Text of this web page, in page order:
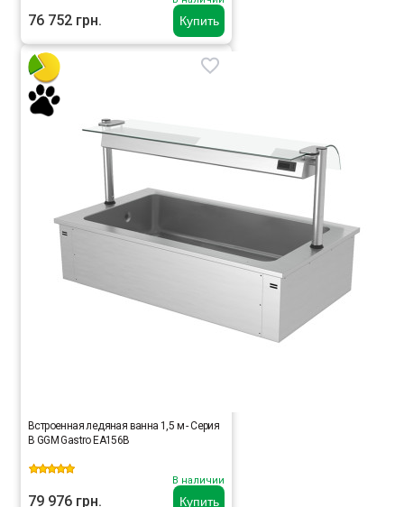
Купить
76 752 грн.
Купить
Встроенная ледяная ванна 1,5 м - Серия
B GGM Gastro EA156B
В наличии
79 976 грн.